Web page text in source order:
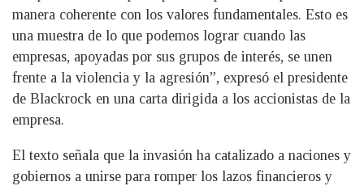
manera coherente con los valores fundamentales. Esto es
una muestra de lo que podemos lograr cuando las
empresas, apoyadas por sus grupos de interés, se unen
frente a la violencia y la agresión”, expresó el presidente
de Blackrock en una carta dirigida a los accionistas de la
empresa.
El texto señala que la invasión ha catalizado a naciones y
gobiernos a unirse para romper los lazos financieros y